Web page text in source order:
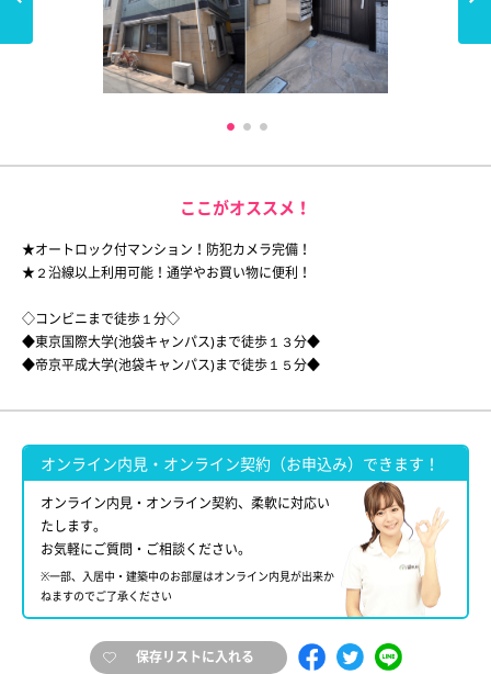
ここがオススメ！
★オートロック付マンション！防犯カメラ完備！
★２沿線以上利用可能！通学やお買い物に便利！
◇コンビニまで徒歩１分◇
◆東京国際大学(池袋キャンパス)まで徒歩１３分◆
◆帝京平成大学(池袋キャンパス)まで徒歩１５分◆
オンライン内見・オンライン契約（お申込み）できます！
オンライン内見・オンライン契約、柔軟に対応い
たします。
お気軽にご質問・ご相談ください。
※一部、入居中・建築中のお部屋はオンライン内見が出来か
ねますのでご了承ください
保存リストに入れる